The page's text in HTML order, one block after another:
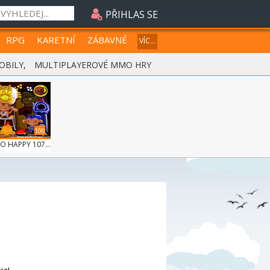
PŘIHLAS SE
RPG KARETNÍ ZÁBAVNÉ VÍC...
, MULTIPLAYEROVÉ MMO HRY
100
HAPPY 107...